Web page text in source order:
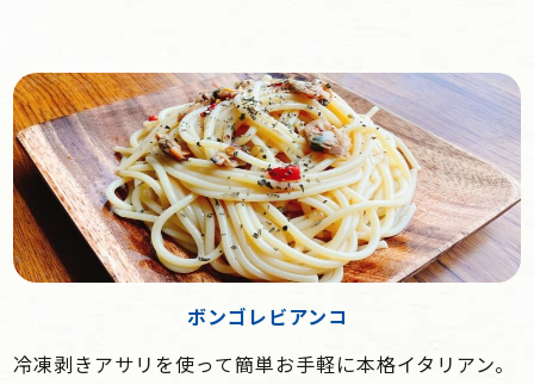
ボンゴレビアンコ
冷凍剥きアサリを使って簡単お手軽に本格イタリアン。